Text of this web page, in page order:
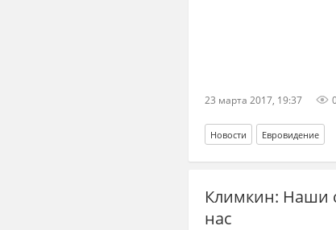
23 марта 2017, 19:37
Новости Евровидение
Климкин: Наши
нас